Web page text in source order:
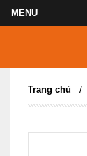
Trang chủ /